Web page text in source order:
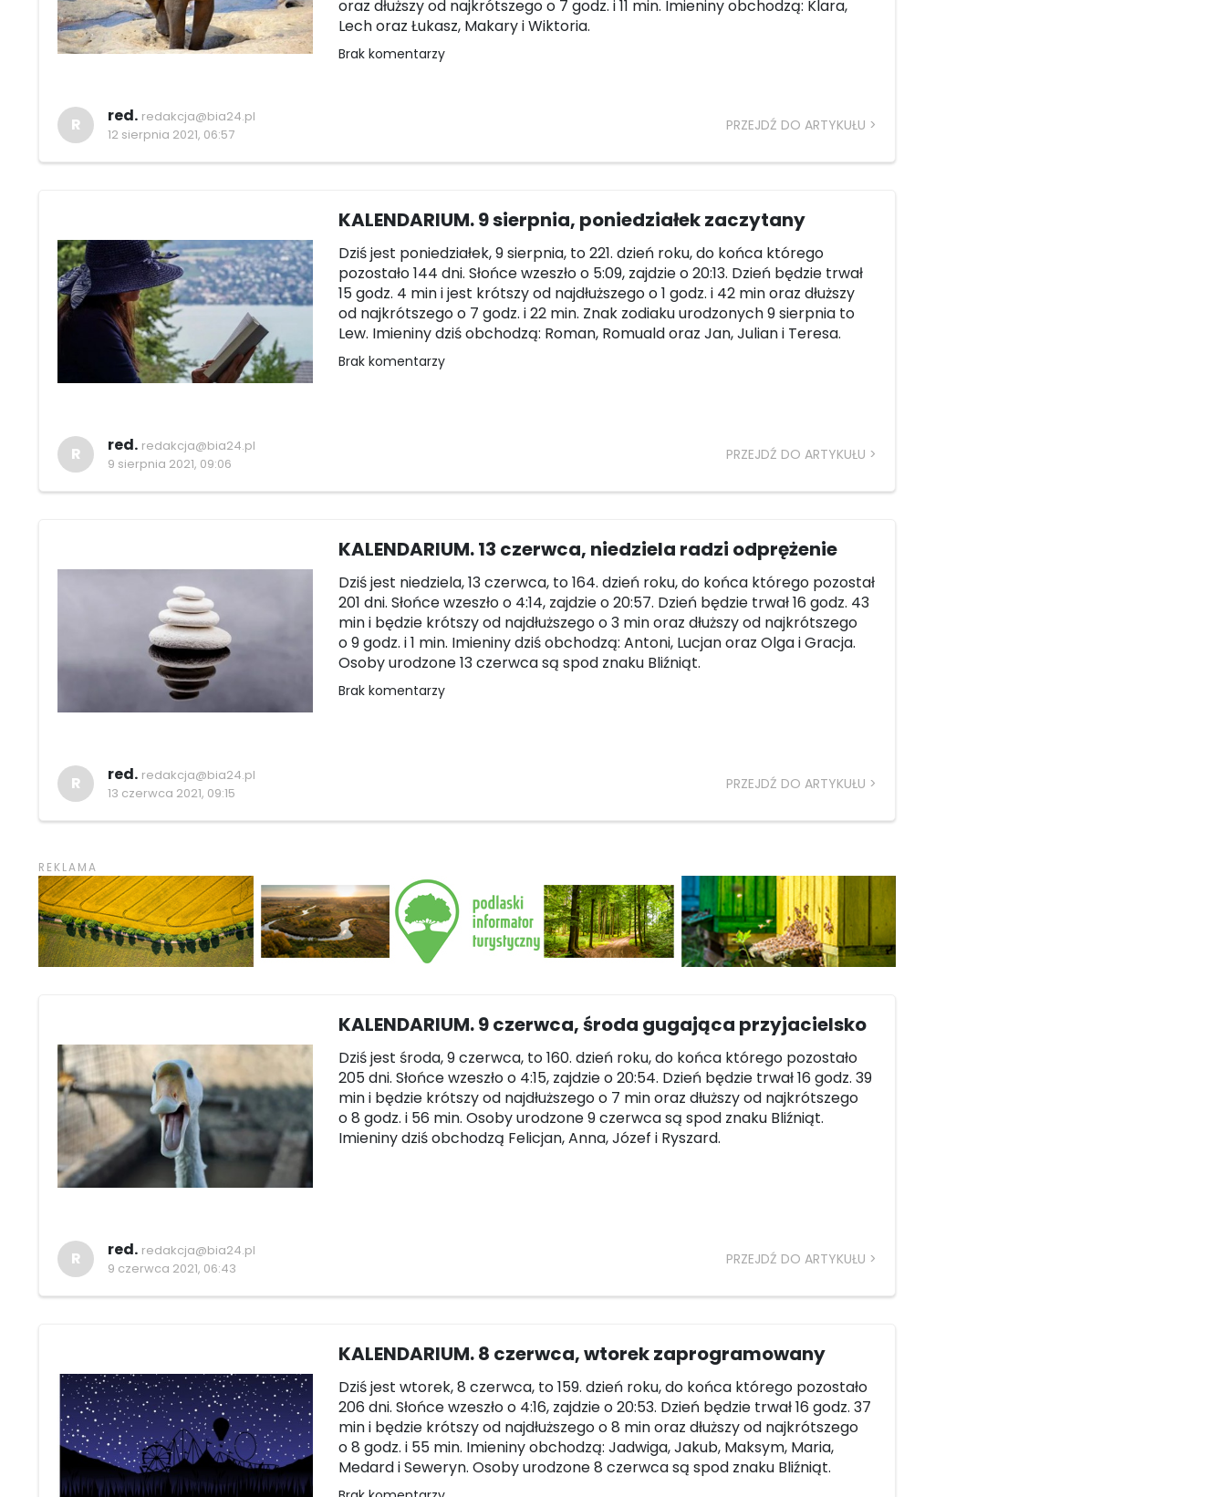
oraz dłuższy od najkrótszego o 7 godz. i 11 min. Imieniny obchodzą: Klara,
Lech oraz Łukasz, Makary i Wiktoria.
Brak komentarzy
R red. redakcja@bia24.pl
12 sierpnia 2021, 06:57
PRZEJDŹ DO ARTYKUŁU
KALENDARIUM. 9 sierpnia, poniedziałek zaczytany
Dziś jest poniedziałek, 9 sierpnia, to 221. dzień roku, do końca którego
pozostało 144 dni. Słońce wzeszło o 5:09, zajdzie o 20:13. Dzień będzie trwał
15 godz. 4 min i jest krótszy od najdłuższego o 1 godz. i 42 min oraz dłuższy
od najkrótszego o 7 godz. i 22 min. Znak zodiaku urodzonych 9 sierpnia to
Lew. Imieniny dziś obchodzą: Roman, Romuald oraz Jan, Julian i Teresa.
Brak komentarzy
R red. redakcja@bia24.pl
9 sierpnia 2021, 09:06
PRZEJDŹ DO ARTYKUŁU
KALENDARIUM. 13 czerwca, niedziela radzi odprężenie
Dziś jest niedziela, 13 czerwca, to 164. dzień roku, do końca którego pozostał
201 dni. Słońce wzeszło o 4:14, zajdzie o 20:57. Dzień będzie trwał 16 godz. 43
min i będzie krótszy od najdłuższego o 3 min oraz dłuższy od najkrótszego
o 9 godz. i 1 min. Imieniny dziś obchodzą: Antoni, Lucjan oraz Olga i Gracja.
Osoby urodzone 13 czerwca są spod znaku Bliźniąt.
Brak komentarzy
R red. redakcja@bia24.pl
13 czerwca 2021, 09:15
PRZEJDŹ DO ARTYKUŁU
KALENDARIUM. 9 czerwca, środa gugająca przyjacielsko
Dziś jest środa, 9 czerwca, to 160. dzień roku, do końca którego pozostało
205 dni. Słońce wzeszło o 4:15, zajdzie o 20:54. Dzień będzie trwał 16 godz. 39
min i będzie krótszy od najdłuższego o 7 min oraz dłuższy od najkrótszego
o 8 godz. i 56 min. Osoby urodzone 9 czerwca są spod znaku Bliźniąt.
Imieniny dziś obchodzą Felicjan, Anna, Józef i Ryszard.
R red. redakcja@bia24.pl
9 czerwca 2021, 06:43
PRZEJDŹ DO ARTYKUŁU
KALENDARIUM. 8 czerwca, wtorek zaprogramowany
Dziś jest wtorek, 8 czerwca, to 159. dzień roku, do końca którego pozostało
206 dni. Słońce wzeszło o 4:16, zajdzie o 20:53. Dzień będzie trwał 16 godz. 37
min i będzie krótszy od najdłuższego o 8 min oraz dłuższy od najkrótszego
o 8 godz. i 55 min. Imieniny obchodzą: Jadwiga, Jakub, Maksym, Maria,
Medard i Seweryn. Osoby urodzone 8 czerwca są spod znaku Bliźniąt.